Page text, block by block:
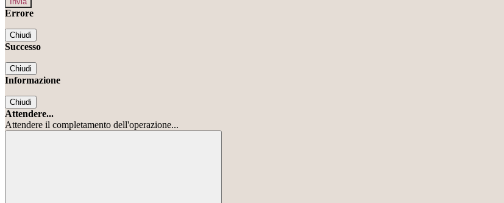
Errore
Chiudi
Successo
Chiudi
Informazione
Chiudi
Attendere...
Attendere il completamento dell'operazione...